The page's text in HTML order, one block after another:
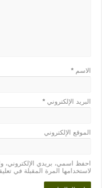
الاسم*
البريد الإلكتروني*
الموقع الإلكتروني
احفظ اسمي، بريدي الإلكتروني،
لاستخدامها المرة المقبلة في